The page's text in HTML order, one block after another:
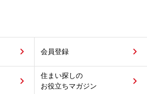
会員登録
住まい探しの
お役立ちマガジン